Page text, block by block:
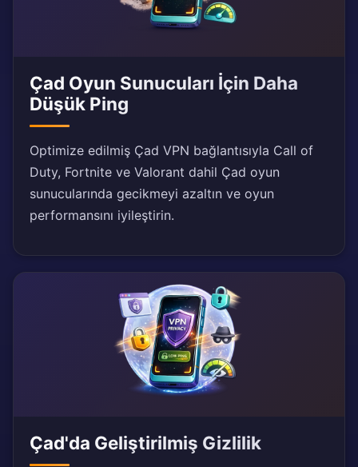
Çad Oyun Sunucuları İçin Daha
Düşük Ping
Optimize edilmiş Çad VPN bağlantısıyla Call of
Duty, Fortnite ve Valorant dahil Çad oyun
sunucularında gecikmeyi azaltın ve oyun
performansını iyileştirin.
Çad'da Geliştirilmiş Gizlilik